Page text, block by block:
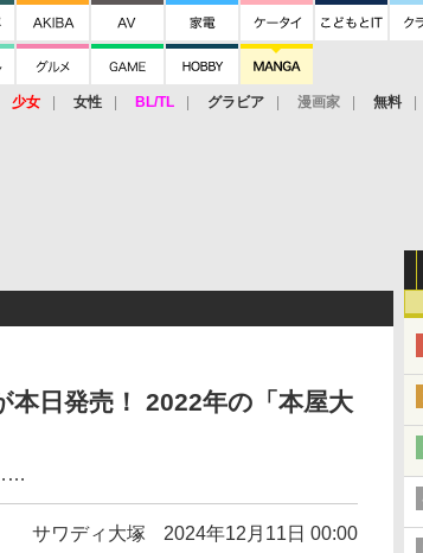
少女 女性 BL/TL グラビア 漫画家 無料
本日発売！ 2022年の「本屋大
サワディ大塚 2024年12月11日 00:00